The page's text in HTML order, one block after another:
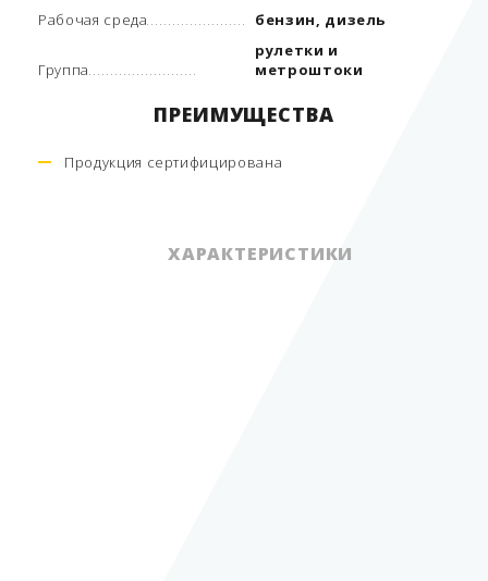
Рабочая среда
бензин, дизель
Группа
рулетки и
метроштоки
ПРЕИМУЩЕСТВА
Продукция сертифицирована
ХАРАКТЕРИСТИКИ